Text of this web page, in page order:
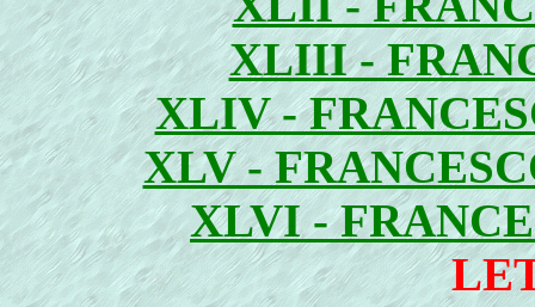
XLIII -
XLIV -
XLV -
XLVI -